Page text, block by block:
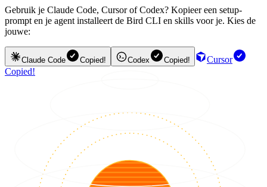
Gebruik je Claude Code, Cursor of Codex? Kopieer een setup-
prompt en je agent installeert de Bird CLI en skills voor je. Kies de
jouwe:
Claude Code Copied! Codex Copied!
Cursor
Copied!